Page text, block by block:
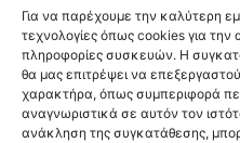
Για να παρέχουμε την καλύτερη
τεχνολογίες όπως cookies για
πληροφορίες συσκευών. Η
θα μας επιτρέψει να
χαρακτήρα, όπως συμπεριφορά
αναγνωριστικά σε αυτόν τον
ανάκληση της συγκατάθεσης,
Contact us: